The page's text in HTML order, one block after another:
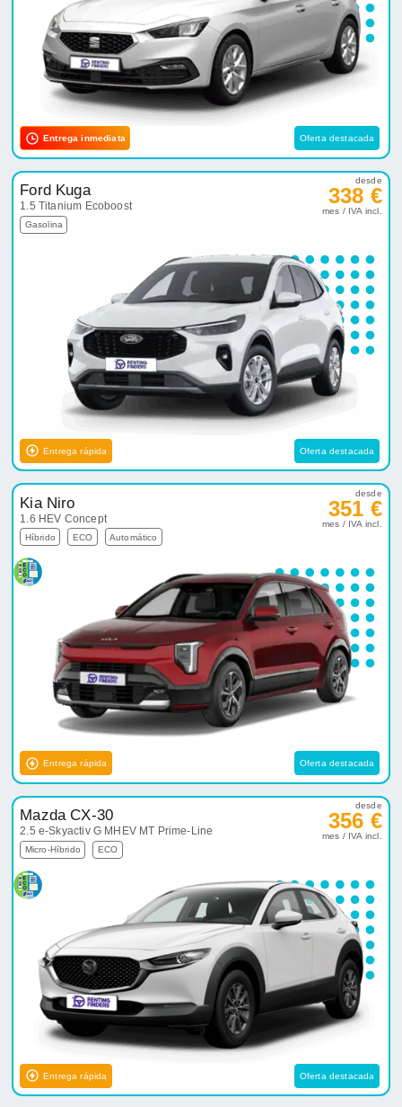
Entrega inmediata Oferta destacada
Ford Kuga
1.5 Titanium Ecoboost
Gasolina
desde
338 €
mes / IVA incl.
Entrega rápida Oferta destacada
Kia Niro
1.6 HEV Concept
Híbrido ECO Automático
desde
351 €
mes / IVA incl.
Entrega rápida Oferta destacada
Mazda CX-30
2.5 e-Skyactiv G MHEV MT Prime-Line
Micro-Híbrido ECO
desde
356 €
mes / IVA incl.
Entrega rápida Oferta destacada